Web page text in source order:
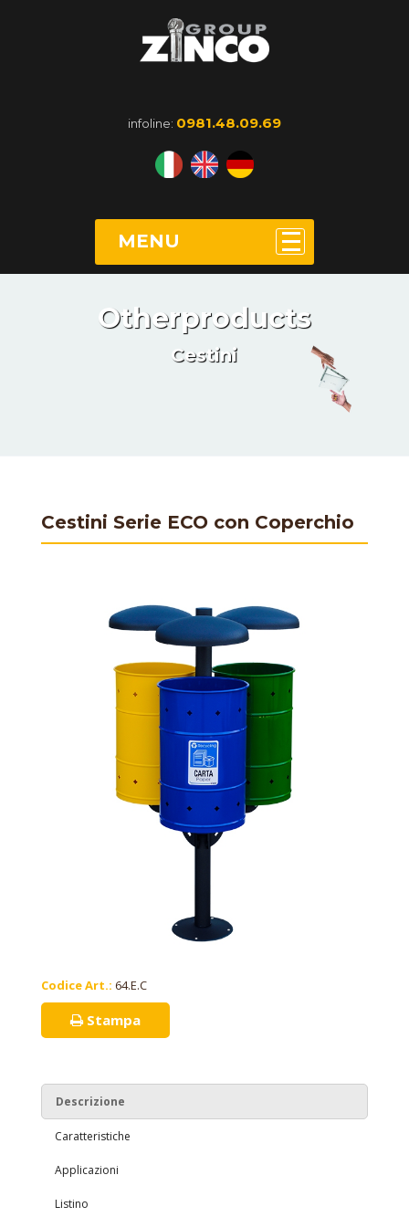
infoline: 0981.48.09.69
MENU
Otherproducts
Cestini
Cestini Serie ECO con Coperchio
Codice Art.: 64.E.C
Stampa
Descrizione
Caratteristiche
Applicazioni
Listino